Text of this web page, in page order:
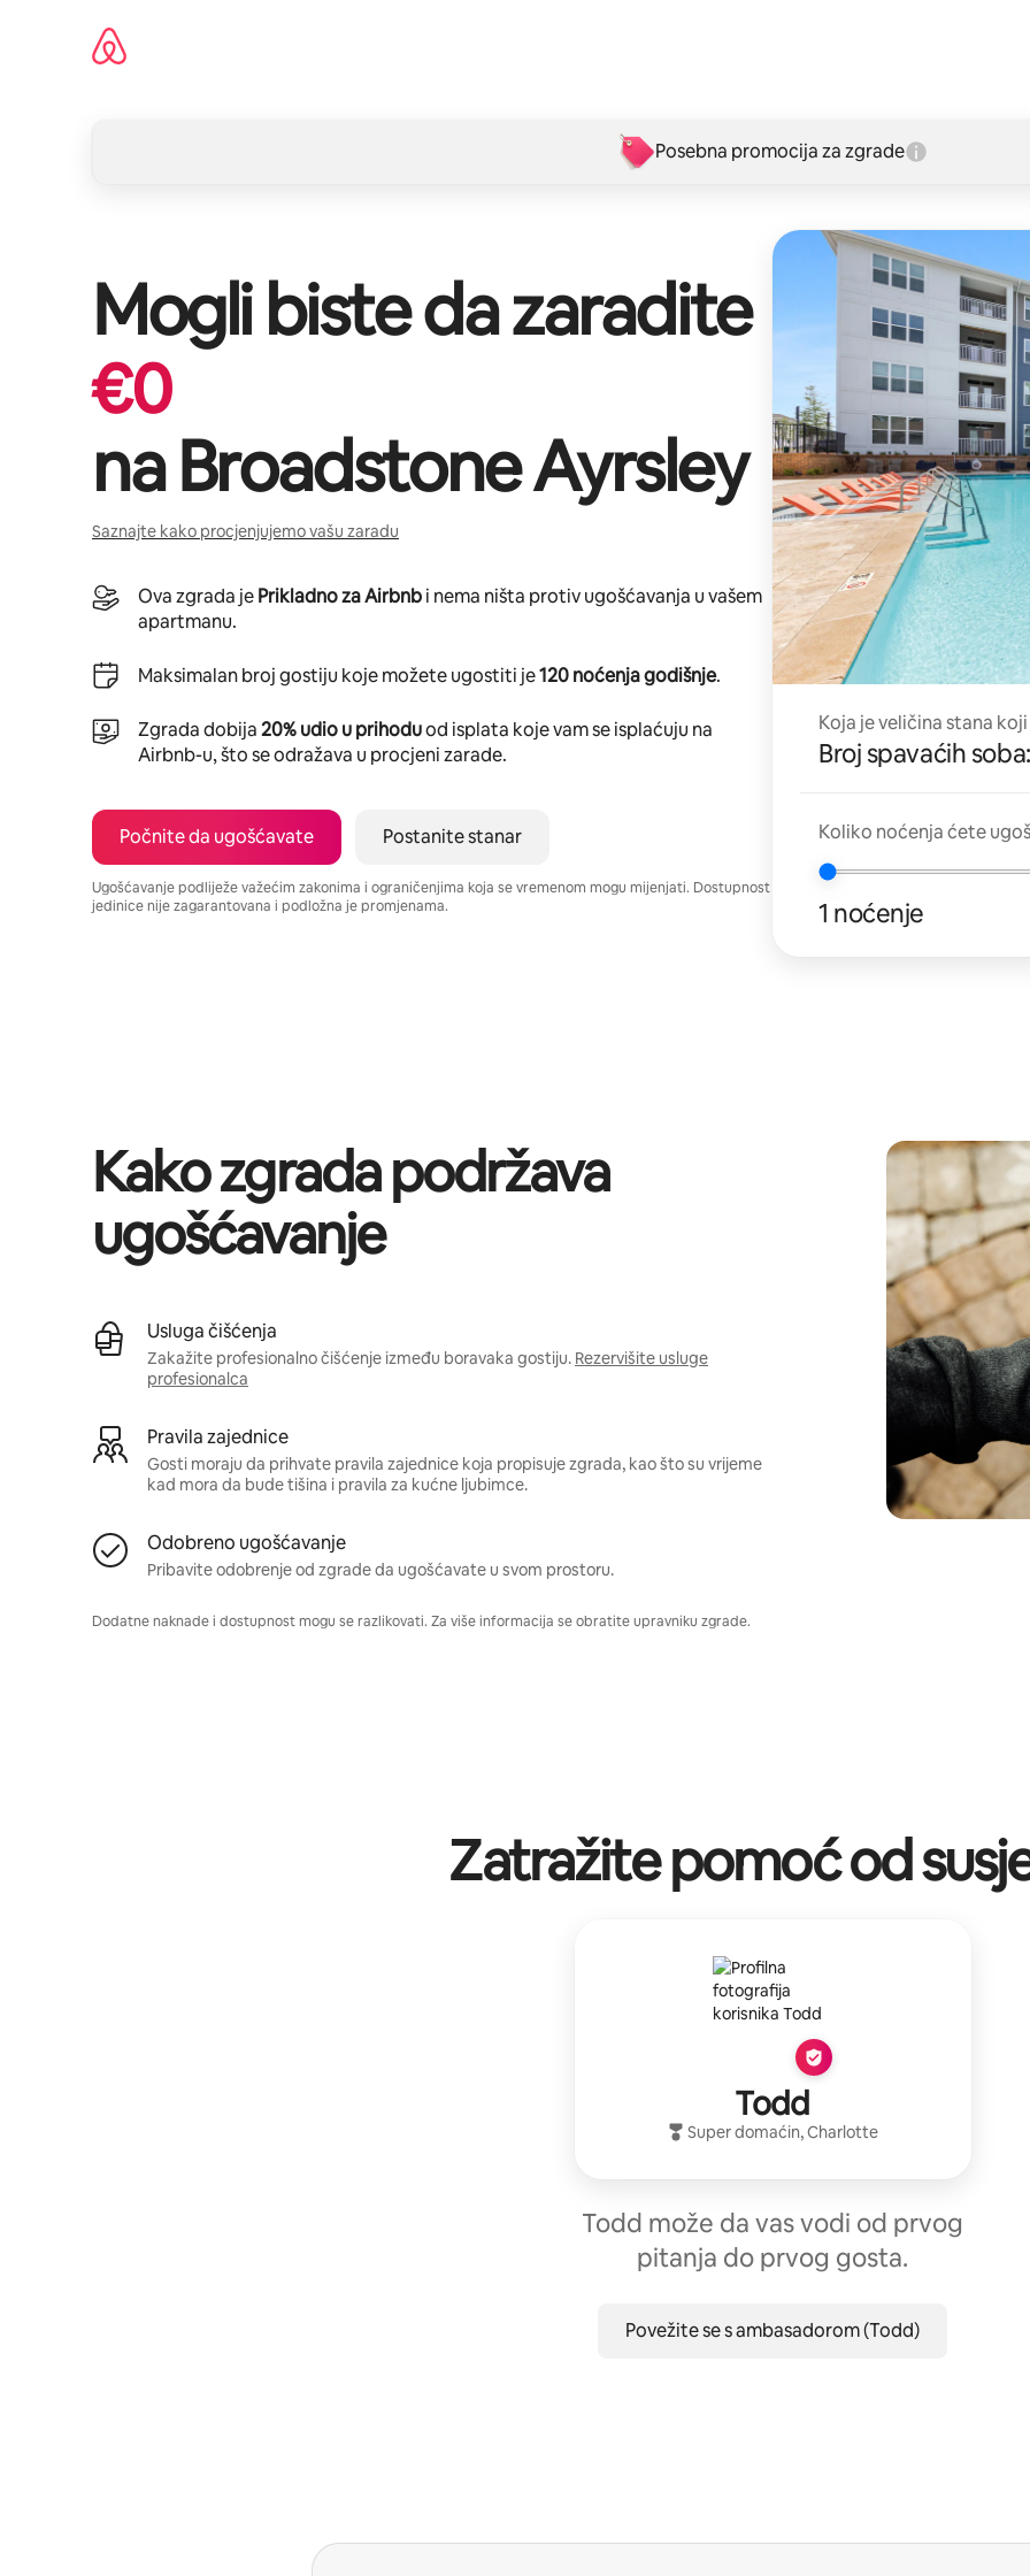
Posebna promocija za zgrade
Mogli biste da zaradite
€0
naBroadstone Ayrsley
Saznajte kako procjenjujemo vašu zaradu
Ova zgrada jePrikladno za Airbnbi nema ništa protiv ugošćavanja u vašem
apartmanu.
Maksimalan broj gostiju koje možete ugostiti je120 noćenja godišnje.
Zgrada dobija20% udio u prihoduod isplata koje vam se isplaćuju na
Airbnb-u, što se odražava u procjeni zarade.
Počnite da ugošćavate Postanite stanar
Ugošćavanje podliježe važećim zakonima i ograničenjima koja se vremenom mogu mijenjati. Dostupnost
jedinice nije zagarantovana i podložna je promjenama.
Koja je veličina stana
Broj spavaćih
Koliko noćenja ćete
1 noćenje
Kako zgrada podržava
ugošćavanje
Usluga čišćenja
Zakažite profesionalno čišćenje između boravaka gostiju. Rezervišite usluge
profesionalca
Pravila zajednice
Gosti moraju da prihvate pravila zajednice koja propisuje zgrada, kao što su vrijeme
kad mora da bude tišina i pravila za kućne ljubimce.
Odobreno ugošćavanje
Pribavite odobrenje od zgrade da ugošćavate u svom prostoru.
Dodatne naknade i dostupnost mogu se razlikovati. Za više informacija se obratite upravniku zgrade.
Zatražite pomoć od
Todd
Super domaćin,Charlotte
Todd može da vas vodi od prvog
pitanja do prvog gosta.
Povežite se s ambasadorom (Todd)